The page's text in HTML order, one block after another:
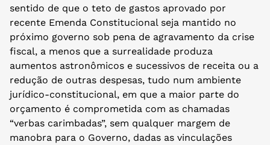
sentido de que o teto de gastos aprovado por
recente Emenda Constitucional seja mantido no
próximo governo sob pena de agravamento da crise
fiscal, a menos que a surrealidade produza
aumentos astronômicos e sucessivos de receita ou a
redução de outras despesas, tudo num ambiente
jurídico-constitucional, em que a maior parte do
orçamento é comprometida com as chamadas
“verbas carimbadas”, sem qualquer margem de
manobra para o Governo, dadas as vinculações